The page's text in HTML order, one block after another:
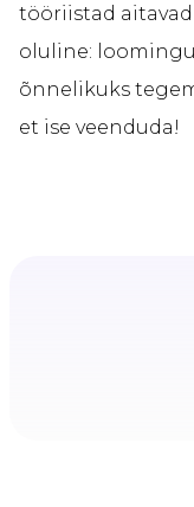
tööriistad
oluline:
õnnelikuks
et ise veenduda!